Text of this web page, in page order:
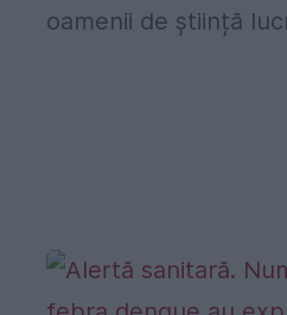
oamenii de știință